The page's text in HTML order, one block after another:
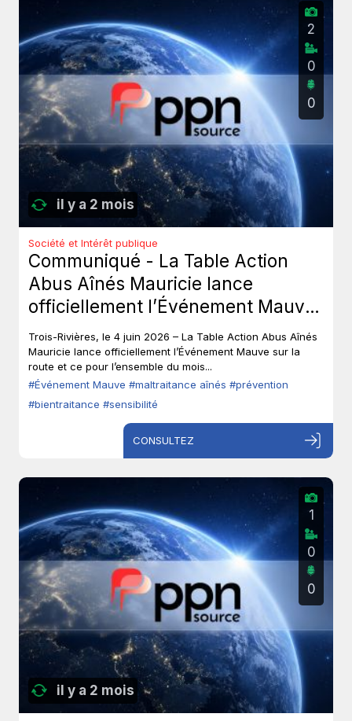
il y a 2 mois
2
0
0
Société et Intérêt publique
Communiqué - La Table Action
Abus Aînés Mauricie lance
officiellement l’Événement Mauve
sur la route.
Trois-Rivières, le 4 juin 2026 – La Table Action Abus Aînés
Mauricie lance officiellement l’Événement Mauve sur la
route et ce pour l’ensemble du mois...
#Événement Mauve #maltraitance aînés #prévention
#bientraitance #sensibilité
CONSULTEZ
il y a 2 mois
1
0
0